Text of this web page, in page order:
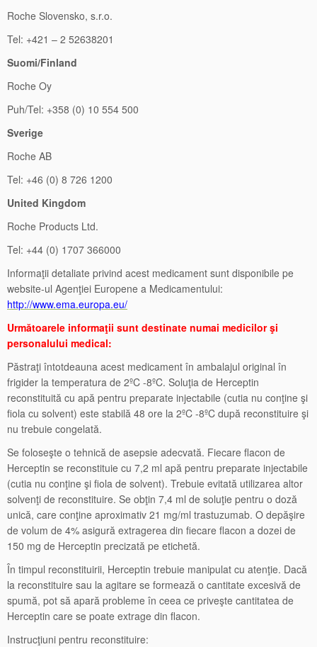
Roche Slovensko, s.r.o.
Tel: +421 – 2 52638201
Suomi/Finland
Roche Oy
Puh/Tel: +358 (0) 10 554 500
Sverige
Roche AB
Tel: +46 (0) 8 726 1200
United Kingdom
Roche Products Ltd.
Tel: +44 (0) 1707 366000
Informaţii detaliate privind acest medicament sunt disponibile pe
website-ul Agenţiei Europene a Medicamentului:
http://www.ema.europa.eu/
Următoarele informaţii sunt destinate numai medicilor şi
personalului medical:
Păstraţi întotdeauna acest medicament în ambalajul original în
frigider la temperatura de 2ºC -8ºC. Soluţia de Herceptin
reconstituită cu apă pentru preparate injectabile (cutia nu conţine şi
fiola cu solvent) este stabilă 48 ore la 2ºC -8ºC după reconstituire şi
nu trebuie congelată.
Se foloseşte o tehnică de asepsie adecvată. Fiecare flacon de
Herceptin se reconstituie cu 7,2 ml apă pentru preparate injectabile
(cutia nu conţine şi fiola de solvent). Trebuie evitată utilizarea altor
solvenţi de reconstituire. Se obţin 7,4 ml de soluţie pentru o doză
unică, care conţine aproximativ 21 mg/ml trastuzumab. O depăşire
de volum de 4% asigură extragerea din fiecare flacon a dozei de
150 mg de Herceptin precizată pe etichetă.
În timpul reconstituirii, Herceptin trebuie manipulat cu atenţie. Dacă
la reconstituire sau la agitare se formează o cantitate excesivă de
spumă, pot să apară probleme în ceea ce priveşte cantitatea de
Herceptin care se poate extrage din flacon.
Instrucţiuni pentru reconstituire: